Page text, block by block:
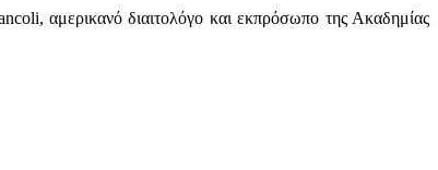
αμερικανό διαιτολόγο και εκπρόσωπο της Ακαδημίας